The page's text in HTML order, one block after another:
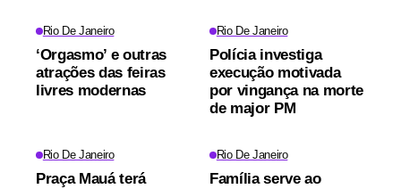
Rio De Janeiro
‘Orgasmo’ e outras
atrações das feiras
livres modernas
Rio De Janeiro
Polícia investiga
execução motivada
por vingança na morte
de major PM
Rio De Janeiro
Praça Mauá terá
Rio De Janeiro
Família serve ao